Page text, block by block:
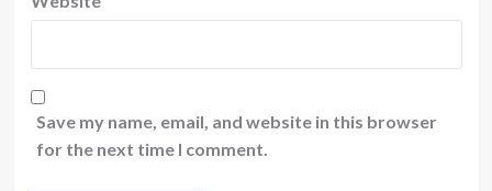
Save my name, email, and website in this browser
for the next time I comment.